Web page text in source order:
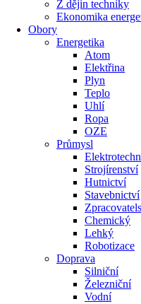
Z dějin techniky
Ekonomika
Obory
Energetika
Atom
Elektřina
Plyn
Teplo
Uhlí
Ropa
OZE
Průmysl
Strojírenství
Hutnictví
Stavebnictví
Chemický
Lehký
Robotizace
Doprava
Silniční
Železniční
Vodní